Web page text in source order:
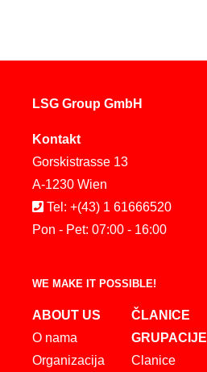
LSG Group GmbH
Kontakt
Gorskistrasse 13
A-1230 Wien
Tel: +(43) 1 61666520
Pon - Pet: 07:00 - 16:00
WE MAKE IT POSSIBLE!
ABOUT US
O nama
Organizacija
ČLANICE
GRUPACIJE
Clanice